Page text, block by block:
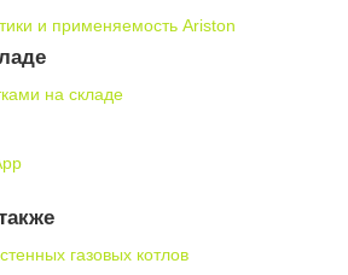
и применяемость Ariston
на складе
газовых котлов